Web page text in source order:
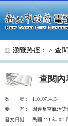
跳至主要內容
瀏覽路徑： > 查
查閱內
案 號：
1101071415
要
旨：
因違反空氣污
發文日期：
民國 111 年 02